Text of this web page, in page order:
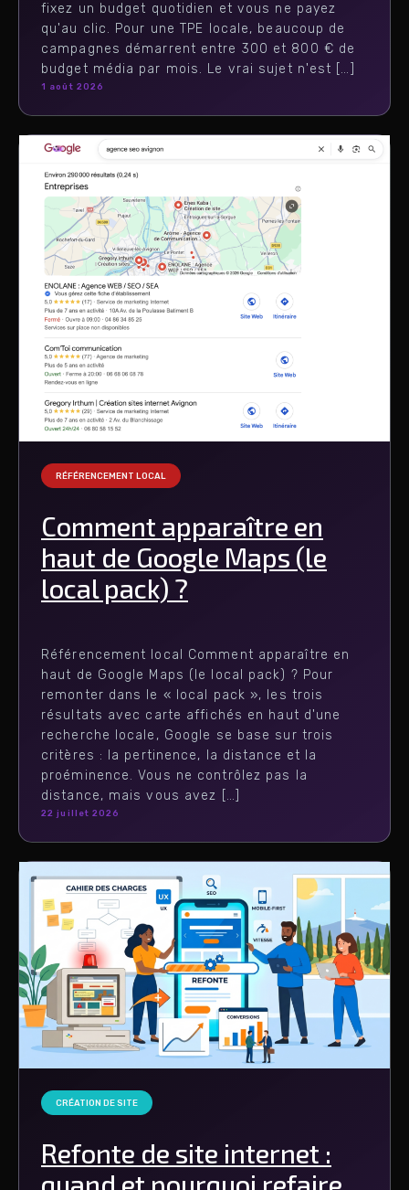
fixez un budget quotidien et vous ne payez
qu'au clic. Pour une TPE locale, beaucoup de
campagnes démarrent entre 300 et 800 € de
budget média par mois. Le vrai sujet n'est […]
1 août 2026
RÉFÉRENCEMENT LOCAL
Comment apparaître en
haut de Google Maps (le
local pack) ?
Référencement local Comment apparaître en
haut de Google Maps (le local pack) ? Pour
remonter dans le « local pack », les trois
résultats avec carte affichés en haut d'une
recherche locale, Google se base sur trois
critères : la pertinence, la distance et la
proéminence. Vous ne contrôlez pas la
distance, mais vous avez […]
22 juillet 2026
CRÉATION DE SITE
Refonte de site internet :